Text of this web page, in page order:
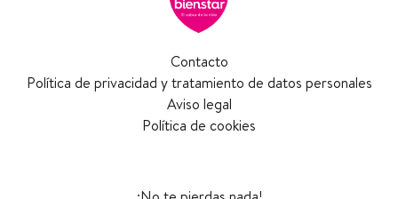
Contacto
Política de privacidad y tratamiento de datos personales
Aviso legal
Política de cookies